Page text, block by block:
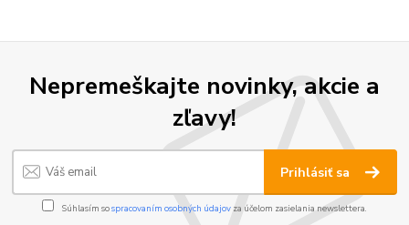
Nepremeškajte novinky, akcie a
zľavy!
Prihlásiť sa
Súhlasím sospracovaním osobných údajov za účelom zasielania newslettera.